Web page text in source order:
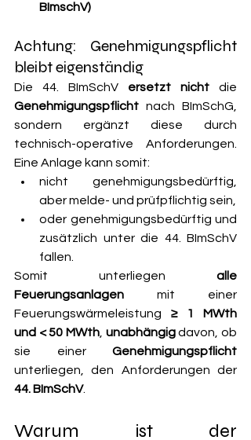
BImschV)
Achtung: Genehmigungspflicht
bleibt eigenständig
Die 44. BImSchV ersetzt nicht
Genehmigungspflicht nach BImSchG,
sondern ergänzt diese durch
technisch-operative Anforderungen.
Eine Anlage kann somit:
nicht genehmigungsbedürftig,
aber melde- und prüfpflichtig sein,
oder genehmigungsbedürftig und
zusätzlich unter die 44. BImSchV
fallen.
Somit unterliegen alle
Feuerungsanlagen mit einer
Feuerungswärmeleistung ≥ 1 MWth
und < 50 MWth unabhängig davon, ob
sie einer
44. BImSchV.
Warum ist der